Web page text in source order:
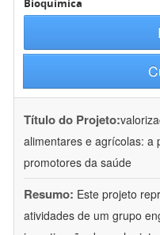
Bioquímica
Título do Projeto:
alimentares e agrícolas: a
promotores da saúde
Resumo: Este projeto
atividades de um grupo